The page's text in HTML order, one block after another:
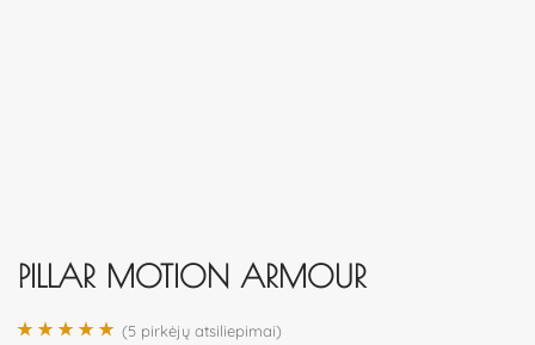
PILLAR MOTION ARMOUR
(5 pirkėjų atsiliepimai)